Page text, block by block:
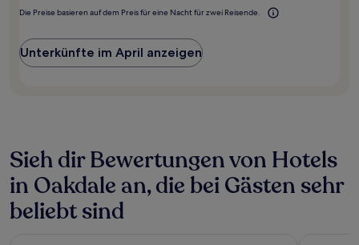
wurde.
und
Verfügbarkeiten
zusätzliche
Bedingungen
gelten.
Die Preise basieren auf dem Preis für eine Nacht für zwei Reisende.
Unterkünfte im April anzeigen
Sieh dir Bewertungen von Hotels
in Oakdale an, die bei Gästen sehr
beliebt sind